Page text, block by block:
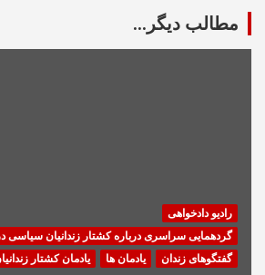
مطالب دیگر...
رادیو دادخواهی
گردهمایی سراسری درباره کشتار زندانیان سیاسی
گفتگوهای زندان
یادمان ها یادمان کشتار